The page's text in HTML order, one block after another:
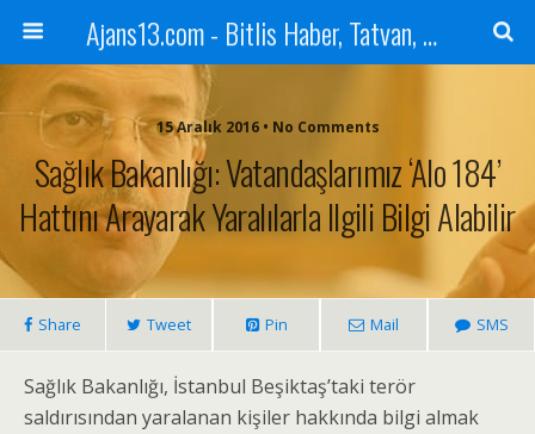
Ajans13.com - Bitlis Haber, Tatvan, Ahlat, Adilcevaz, Mutki, Hizan, Güroymak, Gazete, Ajans, 13, Haber
15 Aralık 2016 • No Comments
Sağlık Bakanlığı: Vatandaşlarımız ‘Alo 184’
Hattını Arayarak Yaralılarla Ilgili Bilgi Alabilir
Share Tweet Pin Mail SMS
Sağlık Bakanlığı, İstanbul Beşiktaş’taki terör
saldırısından yaralanan kişiler hakkında bilgi almak